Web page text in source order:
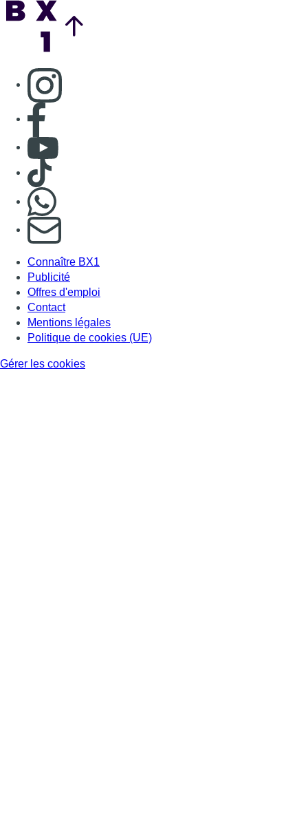
Consulter page Instagram
Consulter page Facebook
Consulter Youtube
Consulter TikTok
S'abonner à notre newsletter
Connaître BX1
Publicité
Offres d'emploi
Contact
Mentions légales
Politique de cookies (UE)
Gérer les cookies